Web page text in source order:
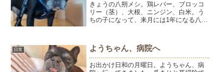
きょうの八朔メシ。鶏レバー、ブロッコ
リー（茎）、大根、ニンジン、白米。う
ちの子になって、来月には1年になる八朔
つも好きだし、はんぺんも、鯖缶も、ち
ょっと味がついているよ...
日常 ようちゃん、病院へ
お出かけ日和の月曜日。ようちゃん、病